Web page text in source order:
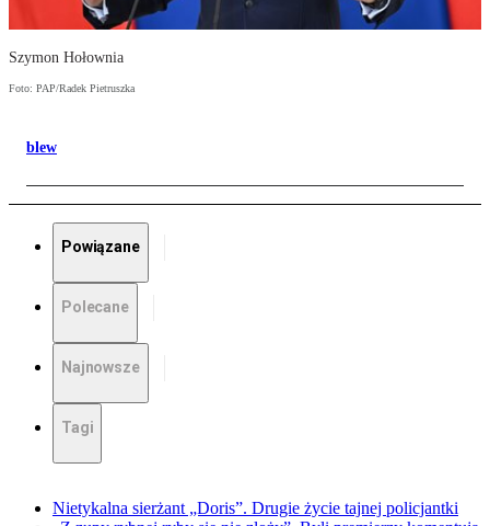
Szymon Hołownia
Foto: PAP/Radek Pietruszka
blew
Powiązane
Polecane
Najnowsze
Tagi
Nietykalna sierżant „Doris”. Drugie życie tajnej policjantki